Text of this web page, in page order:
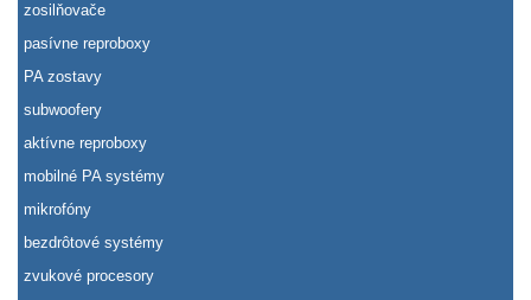
zosilňovače
pasívne reproboxy
PA zostavy
subwoofery
aktívne reproboxy
mobilné PA systémy
mikrofóny
bezdrôtové systémy
zvukové procesory